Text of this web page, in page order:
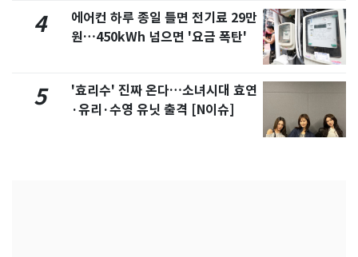
4
에어컨 하루 종일 틀면 전기료 29만
원…450kWh 넘으면 '요금 폭탄'
5
'효리수' 진짜 온다…소녀시대 효연
·유리·수영 유닛 출격 [N이슈]